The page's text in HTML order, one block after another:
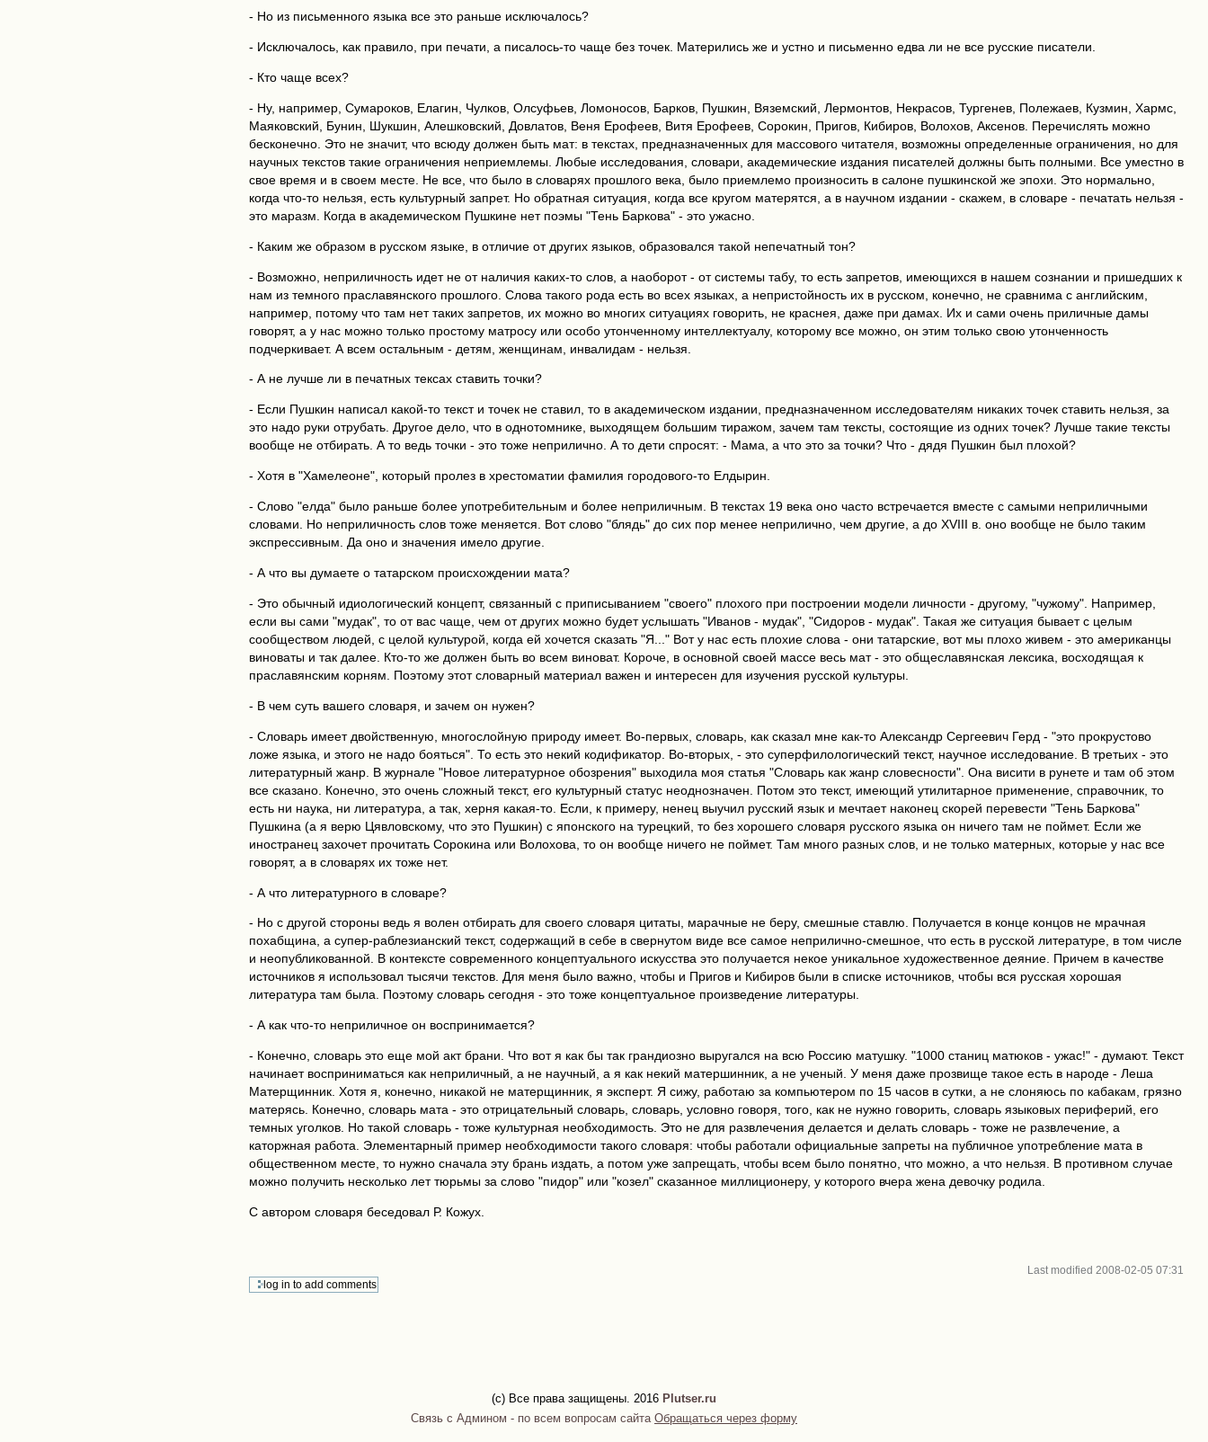
- Но из письменного языка все это раньше исключалось?
- Исключалось, как правило, при печати, а писалось-то чаще без точек. Матерились же и устно и письменно едва ли не все русские писатели.
- Кто чаще всех?
- Ну, например, Сумароков, Елагин, Чулков, Олсуфьев, Ломоносов, Барков, Пушкин, Вяземский, Лермонтов, Некрасов, Тургенев, Полежаев, Кузмин, Хармс,
Маяковский, Бунин, Шукшин, Алешковский, Довлатов, Веня Ерофеев, Витя Ерофеев, Сорокин, Пригов, Кибиров, Волохов, Аксенов. Перечислять можно
бесконечно. Это не значит, что всюду должен быть мат: в текстах, предназначенных для массового читателя, возможны определенные ограничения, но для
научных текстов такие ограничения неприемлемы. Любые исследования, словари, академические издания писателей должны быть полными. Все уместно в
свое время и в своем месте. Не все, что было в словарях прошлого века, было приемлемо произносить в салоне пушкинской же эпохи. Это нормально,
когда что-то нельзя, есть культурный запрет. Но обратная ситуация, когда все кругом матерятся, а в научном издании - скажем, в словаре - печатать нельзя -
это маразм. Когда в академическом Пушкине нет поэмы "Тень Баркова" - это ужасно.
- Каким же образом в русском языке, в отличие от других языков, образовался такой непечатный тон?
- Возможно, неприличность идет не от наличия каких-то слов, а наоборот - от системы табу, то есть запретов, имеющихся в нашем сознании и пришедших к
нам из темного праславянского прошлого. Слова такого рода есть во всех языках, а непристойность их в русском, конечно, не сравнима с английским,
например, потому что там нет таких запретов, их можно во многих ситуациях говорить, не краснея, даже при дамах. Их и сами очень приличные дамы
говорят, а у нас можно только простому матросу или особо утонченному интеллектуалу, которому все можно, он этим только свою утонченность
подчеркивает. А всем остальным - детям, женщинам, инвалидам - нельзя.
- А не лучше ли в печатных тексах ставить точки?
- Если Пушкин написал какой-то текст и точек не ставил, то в академическом издании, предназначенном исследователям никаких точек ставить нельзя, за
это надо руки отрубать. Другое дело, что в однотомнике, выходящем большим тиражом, зачем там тексты, состоящие из одних точек? Лучше такие тексты
вообще не отбирать. А то ведь точки - это тоже неприлично. А то дети спросят: - Мама, а что это за точки? Что - дядя Пушкин был плохой?
- Хотя в "Хамелеоне", который пролез в хрестоматии фамилия городового-то Елдырин.
- Слово "елда" было раньше более употребительным и более неприличным. В текстах 19 века оно часто встречается вместе с самыми неприличными
словами. Но неприличность слов тоже меняется. Вот слово "блядь" до сих пор менее неприлично, чем другие, а до XVIII в. оно вообще не было таким
экспрессивным. Да оно и значения имело другие.
- А что вы думаете о татарском происхождении мата?
- Это обычный идиологический концепт, связанный с приписыванием "своего" плохого при построении модели личности - другому, "чужому". Например,
если вы сами "мудак", то от вас чаще, чем от других можно будет услышать "Иванов - мудак", "Сидоров - мудак". Такая же ситуация бывает с целым
сообществом людей, с целой культурой, когда ей хочется сказать "Я..." Вот у нас есть плохие слова - они татарские, вот мы плохо живем - это американцы
виноваты и так далее. Кто-то же должен быть во всем виноват. Короче, в основной своей массе весь мат - это общеславянская лексика, восходящая к
праславянским корням. Поэтому этот словарный материал важен и интересен для изучения русской культуры.
- В чем суть вашего словаря, и зачем он нужен?
- Словарь имеет двойственную, многослойную природу имеет. Во-первых, словарь, как сказал мне как-то Александр Сергеевич Герд - "это прокрустово
ложе языка, и этого не надо бояться". То есть это некий кодификатор. Во-вторых, - это суперфилологический текст, научное исследование. В третьих - это
литературный жанр. В журнале "Новое литературное обозрения" выходила моя статья "Словарь как жанр словесности". Она висити в рунете и там об этом
все сказано. Конечно, это очень сложный текст, его культурный статус неоднозначен. Потом это текст, имеющий утилитарное применение, справочник, то
есть ни наука, ни литература, а так, херня какая-то. Если, к примеру, ненец выучил русский язык и мечтает наконец скорей перевести "Тень Баркова"
Пушкина (а я верю Цявловскому, что это Пушкин) с японского на турецкий, то без хорошего словаря русского языка он ничего там не поймет. Если же
иностранец захочет прочитать Сорокина или Волохова, то он вообще ничего не поймет. Там много разных слов, и не только матерных, которые у нас все
говорят, а в словарях их тоже нет.
- А что литературного в словаре?
- Но с другой стороны ведь я волен отбирать для своего словаря цитаты, марачные не беру, смешные ставлю. Получается в конце концов не мрачная
похабщина, а супер-раблезианский текст, содержащий в себе в свернутом виде все самое неприлично-смешное, что есть в русской литературе, в том числе
и неопубликованной. В контексте современного концептуального искусства это получается некое уникальное художественное деяние. Причем в качестве
источников я использовал тысячи текстов. Для меня было важно, чтобы и Пригов и Кибиров были в списке источников, чтобы вся русская хорошая
литература там была. Поэтому словарь сегодня - это тоже концептуальное произведение литературы.
- А как что-то неприличное он воспринимается?
- Конечно, словарь это еще мой акт брани. Что вот я как бы так грандиозно выругался на всю Россию матушку. "1000 станиц матюков - ужас!" - думают. Текст
начинает восприниматься как неприличный, а не научный, а я как некий матершинник, а не ученый. У меня даже прозвище такое есть в народе - Леша
Матерщинник. Хотя я, конечно, никакой не матерщинник, я эксперт. Я сижу, работаю за компьютером по 15 часов в сутки, а не слоняюсь по кабакам, грязно
матерясь. Конечно, словарь мата - это отрицательный словарь, словарь, условно говоря, того, как не нужно говорить, словарь языковых периферий, его
темных уголков. Но такой словарь - тоже культурная необходимость. Это не для развлечения делается и делать словарь - тоже не развлечение, а
каторжная работа. Элементарный пример необходимости такого словаря: чтобы работали официальные запреты на публичное употребление мата в
общественном месте, то нужно сначала эту брань издать, а потом уже запрещать, чтобы всем было понятно, что можно, а что нельзя. В противном случае
можно получить несколько лет тюрьмы за слово "пидор" или "козел" сказанное миллиционеру, у которого вчера жена девочку родила.
С автором словаря беседовал Р. Кожух.
Last modified2008-02-05 07:31
(c) Все права защищены. 2016 Plutser.ru
Связь с Админом - по всем вопросам сайта Обращаться через форму